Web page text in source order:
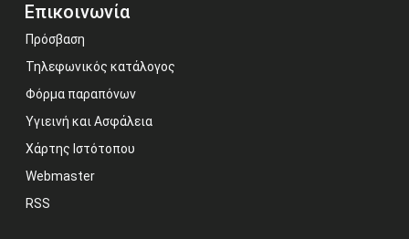
Επικοινωνία
Πρόσβαση
Τηλεφωνικός κατάλογος
Φόρμα παραπόνων
Υγιεινή και Ασφάλεια
Χάρτης Ιστότοπου
Webmaster
RSS